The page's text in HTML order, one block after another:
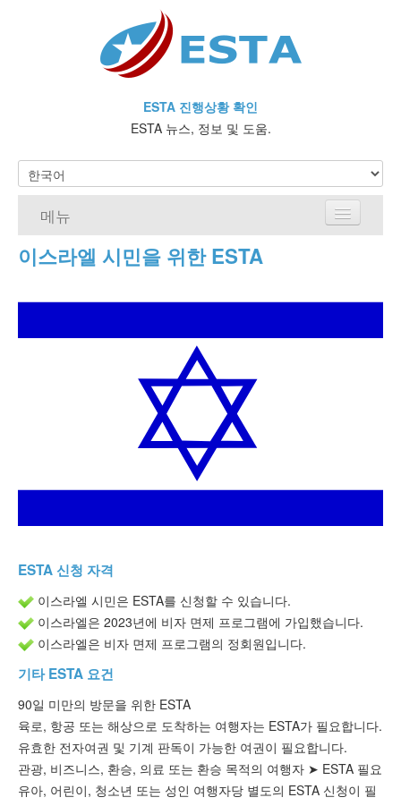
ESTA 진행상황 확인
ESTA 뉴스, 정보 및 도움.
메뉴
홈
문의하기
이스라엘 시민을 위한 ESTA
ESTA 신청 자격
이스라엘 시민은 ESTA를 신청할 수 있습니다.
이스라엘은 2023년에 비자 면제 프로그램에 가입했습니다.
이스라엘은 비자 면제 프로그램의 정회원입니다.
기타 ESTA 요건
90일 미만의 방문을 위한 ESTA
육로, 항공 또는 해상으로 도착하는 여행자는 ESTA가 필요합니다.
유효한 전자여권 및 기계 판독이 가능한 여권이 필요합니다.
관광, 비즈니스, 환승, 의료 또는 환승 목적의 여행자 ➤ ESTA 필요
유아, 어린이, 청소년 또는 성인 여행자당 별도의 ESTA 신청이 필